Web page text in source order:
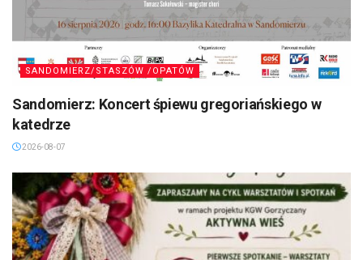
SANDOMIERZ/STASZÓW /OPATÓW
Sandomierz: Koncert śpiewu gregoriańskiego w
katedrze
2026-08-07